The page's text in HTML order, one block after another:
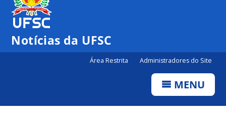
Notícias da UFSC
Área Restrita Administradores do Site
MENU